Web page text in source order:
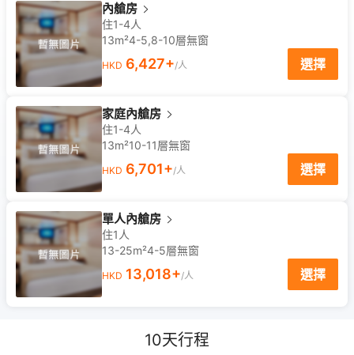
內艙房
住1-4人
13m²4-5,8-10層無窗
HKD 6,427+/人 選擇
家庭內艙房
住1-4人
13m²10-11層無窗
HKD 6,701+/人 選擇
單人內艙房
住1人
13-25m²4-5層無窗
HKD 13,018+/人 選擇
10天行程